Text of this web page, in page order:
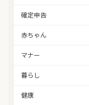
確定申告
赤ちゃん
マナー
暮らし
健康